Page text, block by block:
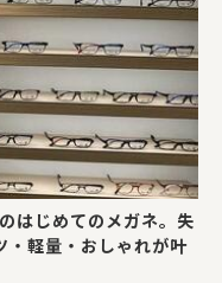
はじめてのメガネ。失
・軽量・おしゃれが叶